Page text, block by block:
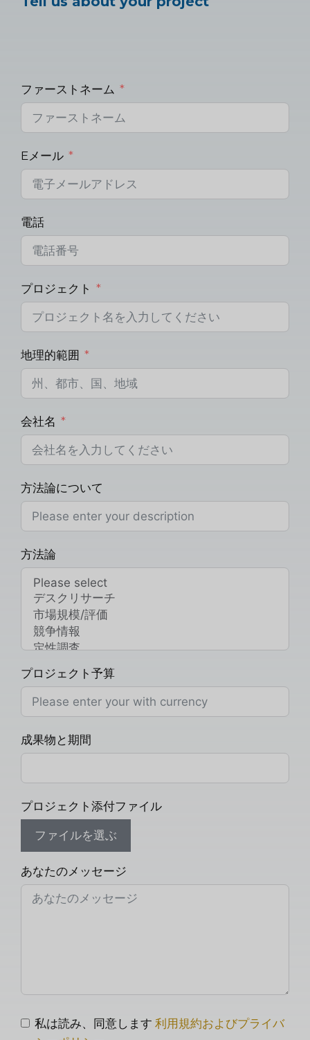
ファーストネーム
Eメール
電話
プロジェクト
地理的範囲
会社名
方法論について
方法論
プロジェクト予算
成果物と期間
プロジェクト添付ファイル
ファイルを選ぶ
あなたのメッセージ
私は読み、同意します 利用規約およびプライバ